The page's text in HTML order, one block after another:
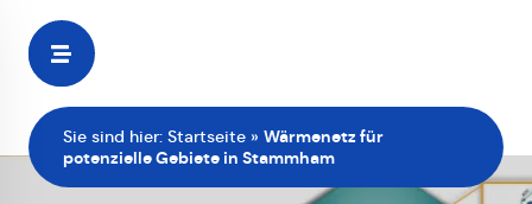
Zur
Sie sind hier: Startseite » Wärmenetz für
potenzielle Gebiete in Stammham